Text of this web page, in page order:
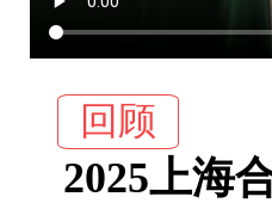
回顾
2025上海